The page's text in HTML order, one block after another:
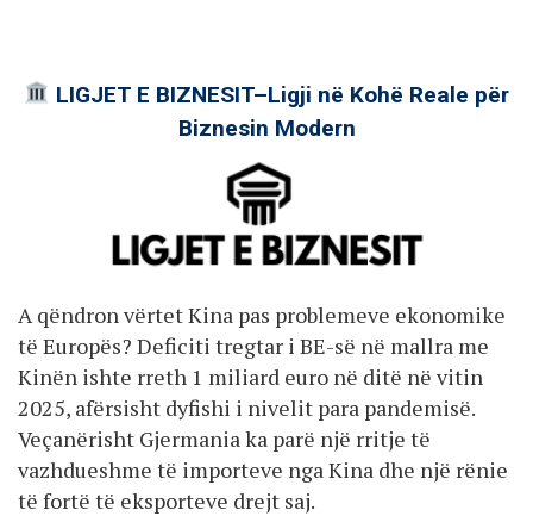
LIGJET E BIZNESIT–Ligji në Kohë Reale për
Biznesin Modern
A qëndron vërtet Kina pas problemeve ekonomike
të Europës? Deficiti tregtar i BE-së në mallra me
Kinën ishte rreth 1 miliard euro në ditë në vitin
2025, afërsisht dyfishi i nivelit para pandemisë.
Veçanërisht Gjermania ka parë një rritje të
vazhdueshme të importeve nga Kina dhe një rënie
të fortë të eksporteve drejt saj.